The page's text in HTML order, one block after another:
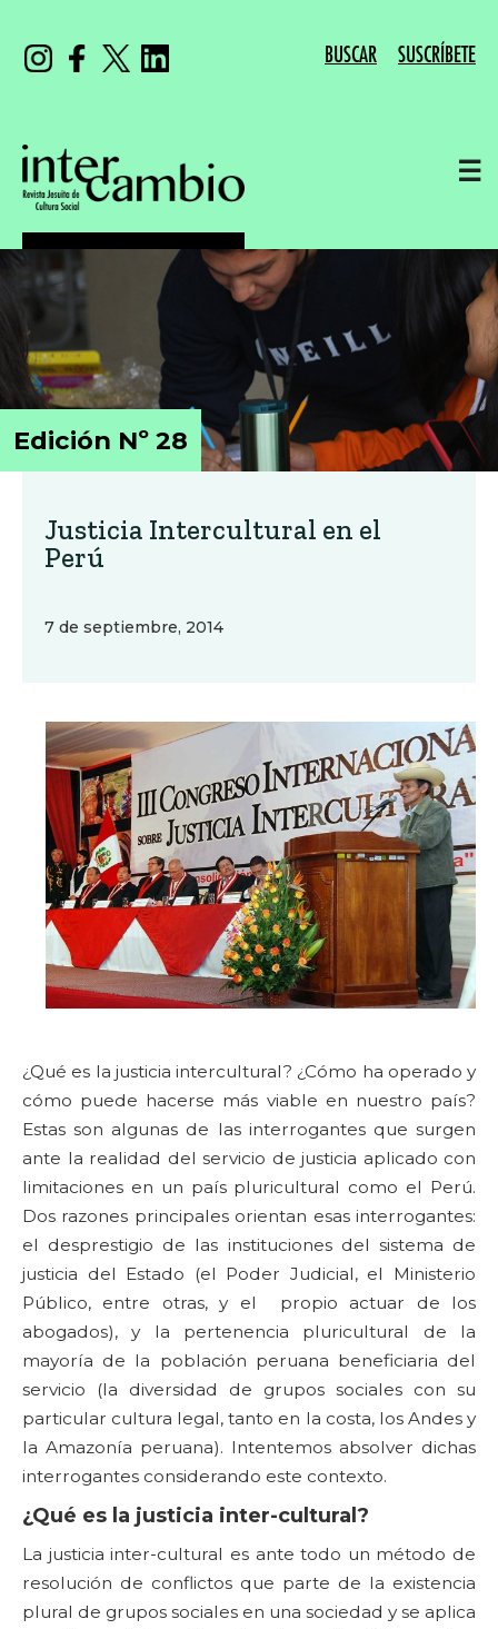
BUSCAR SUSCRÍBETE
☰
Edición Nº 28
Justicia Intercultural en el
Perú
7 de septiembre, 2014
¿Qué es la justicia intercultural? ¿Cómo ha operado y
cómo puede hacerse más viable en nuestro país?
Estas son algunas de las interrogantes que surgen
ante la realidad del servicio de justicia aplicado con
limitaciones en un país pluricultural como el Perú.
Dos razones principales orientan esas interrogantes:
el desprestigio de las instituciones del sistema de
justicia del Estado (el Poder Judicial, el Ministerio
Público, entre otras, y el propio actuar de los
abogados), y la pertenencia pluricultural de la
mayoría de la población peruana beneficiaria del
servicio (la diversidad de grupos sociales con su
particular cultura legal, tanto en la costa, los Andes y
la Amazonía peruana). Intentemos absolver dichas
interrogantes considerando este contexto.
¿Qué es la justicia inter-cultural?
La justicia inter-cultural es ante todo un método de
resolución de conflictos que parte de la existencia
plural de grupos sociales en una sociedad y se aplica